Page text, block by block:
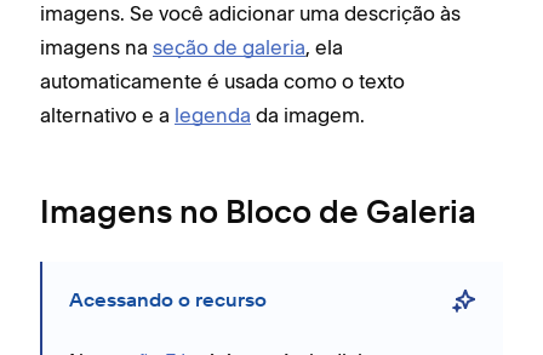
imagens. Se você adicionar uma descrição às
imagens na seção de galeria, ela
automaticamente é usada como o texto
alternativo e a legenda da imagem.
Imagens no Bloco de Galeria
Acessando o recurso